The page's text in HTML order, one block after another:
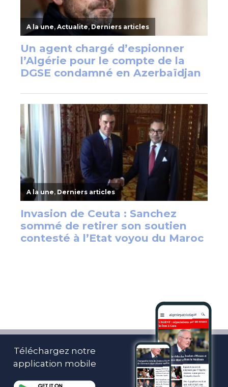
Téléchargez notre
application mobile